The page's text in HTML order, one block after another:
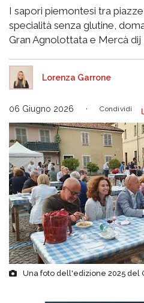
I sapori piemontesi tra
specialità senza glutine,
Gran Agnolottata e Mercà dij
Lorenza Garrone
06 Giugno 2026 Condividi
Una foto dell'edizione 2025 del